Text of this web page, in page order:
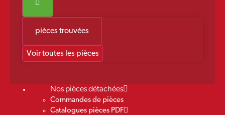
pièces trouvées
Voir toutes les pièces
Nos pièces détachées
Commandes de pièces
Catalogues pièces PDF